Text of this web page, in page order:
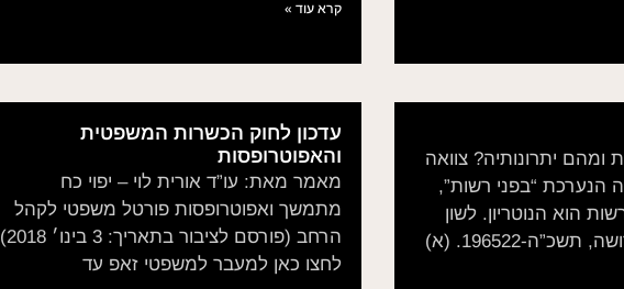
קרא עוד »
ומהם יתרונותיה? צוואה
הנערכת “בפני רשות”,
הוא הנוטריון. לשון
סעיף 22 לחוק הירושה, תשכ”ה-196522. (א)
עדכון לחוק הכשרות המשפטית
והאפוטרופסות
מאמר מאת: עו”ד אורית לוי – יפוי כח
מתמשך ואפוטרופסות פורטל משפטי לקהל
הרחב (פורסם לציבור בתאריך: 3 בינו׳ 2018)
לחצו כאן למעבר למשפטי זאפ עד